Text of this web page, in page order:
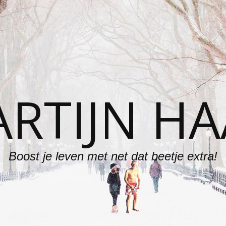
Boost je leven met net dat beetje extra!